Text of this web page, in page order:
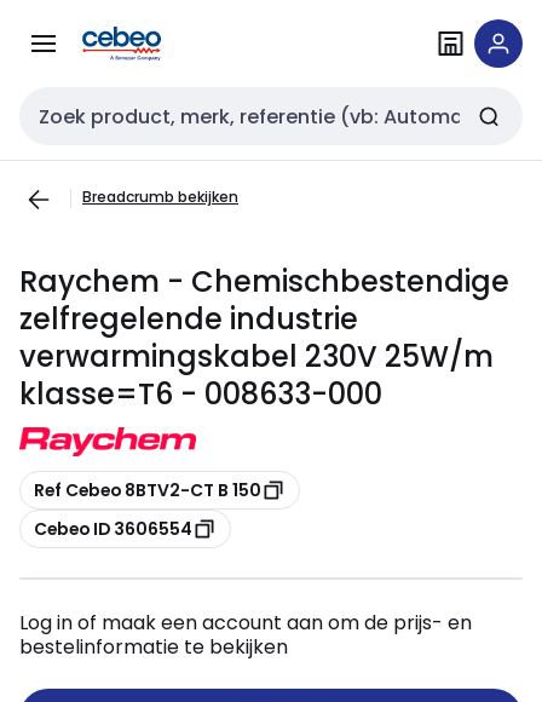
naar
naar
Zoekveld invoer
Breadcrumb bekijken
Raychem - Chemischbestendige
zelfregelende industrie
verwarmingskabel 230V 25W/m
klasse=T6 - 008633-000
Kopiëren
Ref Cebeo 8BTV2-CT B 150
Kopiëren
Cebeo ID 3606554
Log in of maak een account aan om de prijs- en
bestelinformatie te bekijken